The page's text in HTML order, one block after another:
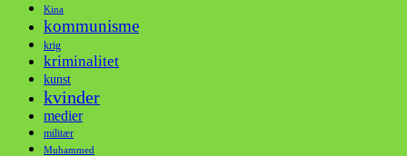
Kina
kommunisme
krig
kriminalitet
kunst
kvinder
medier
militær
Muhammed